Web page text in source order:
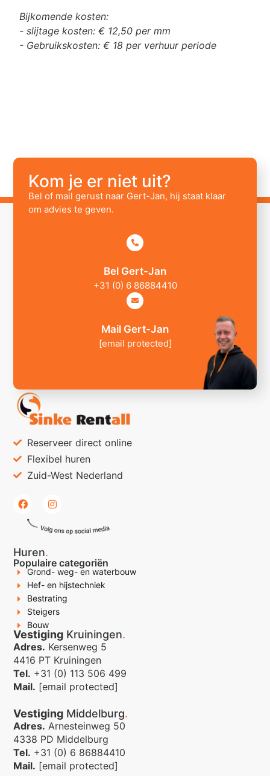
Bijkomende kosten:
- slijtage kosten: € 12,50 per mm
- Gebruikskosten: € 18 per verhuur periode
Reserveer direct online
Flexibel huren
Zuid-West Nederland
Huren.
Populaire categoriën
Grond- weg- en waterbouw
Hef- en hijstechniek
Bestrating
Steigers
Bouw
Vestiging Kruiningen.
Adres. Kersenweg 5
4416 PT Kruiningen
Tel. +31 (0) 113 506 499
Mail. [email protected]
Vestiging Middelburg.
Adres. Arnesteinweg 50
4338 PD Middelburg
Tel. +31 (0) 6 86884410
Mail. [email protected]
Kom je er niet uit?
Bel of mail gerust naar Gert-Jan, hij staat klaar
om advies te geven.
Bel Gert-Jan
+31 (0) 6 86884410
Mail Gert-Jan
[email protected]